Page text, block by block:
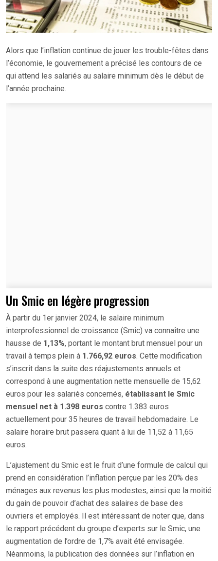
Alors que l’inflation continue de jouer les trouble-fêtes dans
l’économie, le gouvernement a précisé les contours de ce
qui attend les salariés au salaire minimum dès le début de
l’année prochaine.
Un Smic en légère progression
À partir du 1er janvier 2024, le salaire minimum
interprofessionnel de croissance (Smic) va connaître une
hausse de 1,13%, portant le montant brut mensuel pour un
travail à temps plein à 1.766,92 euros. Cette modification
s’inscrit dans la suite des réajustements annuels et
correspond à une augmentation nette mensuelle de 15,62
euros pour les salariés concernés, établissant le Smic
mensuel net à 1.398 euros contre 1.383 euros
actuellement pour 35 heures de travail hebdomadaire. Le
salaire horaire brut passera quant à lui de 11,52 à 11,65
euros.
L’ajustement du Smic est le fruit d’une formule de calcul qui
prend en considération l’inflation perçue par les 20% des
ménages aux revenus les plus modestes, ainsi que la moitié
du gain de pouvoir d’achat des salaires de base des
ouvriers et employés. Il est intéressant de noter que, dans
le rapport précédent du groupe d’experts sur le Smic, une
augmentation de l’ordre de 1,7% avait été envisagée.
Néanmoins, la publication des données sur l’inflation en